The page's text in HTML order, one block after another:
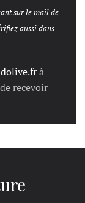
sur le mail de
aussi dans
à
recevoir